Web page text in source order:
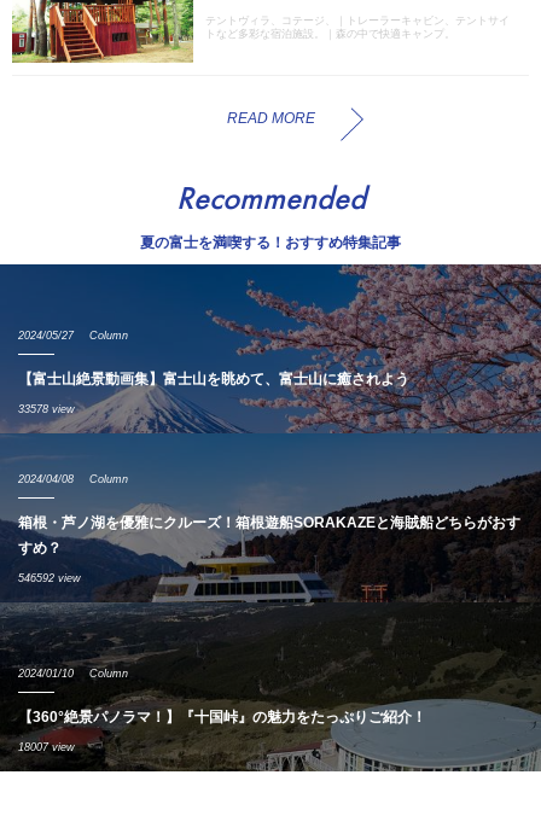
テントヴィラ、コテージ、｜トレーラーキャビン、テントサイ
トなど多彩な宿泊施設。｜森の中で快適キャンプ。
READ MORE
Recommended
夏の富士を満喫する！おすすめ特集記事
2024/05/27 Column
【富士山絶景動画集】富士山を眺めて、富士山に癒されよう
33578 view
2024/04/08 Column
箱根・芦ノ湖を優雅にクルーズ！箱根遊船SORAKAZEと海賊船どちらがおす
すめ？
546592 view
2024/01/10 Column
【360°絶景パノラマ！】『十国峠』の魅力をたっぷりご紹介！
18007 view